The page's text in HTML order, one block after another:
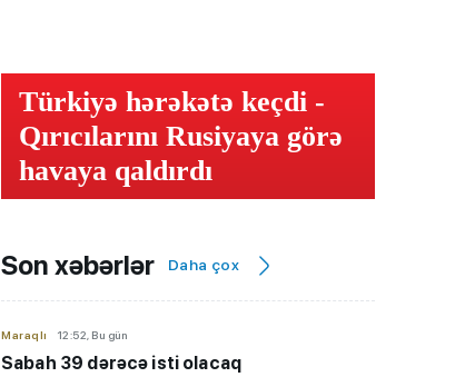
Türkiyə hərəkətə keçdi -
Qırıcılarını Rusiyaya görə
havaya qaldırdı
Son xəbərlər Daha çox
Maraqlı 12:52, Bu gün
Sabah 39 dərəcə isti olacaq